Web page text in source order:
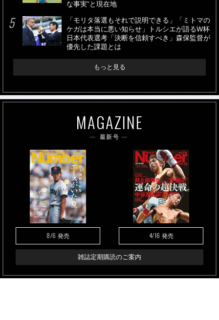
な事実”と現在地
「モリタ落選もそれで説明できる」「ミトマの
ケガは本当に悪い知らせ」トルシエが語るW杯
日本代表選考「決断を信頼すべき」森保監督が
優先した課題とは
もっと見る
MAGAZINE
最新号
8/6 発売 4/16 発売
雑誌定期購読のご案内